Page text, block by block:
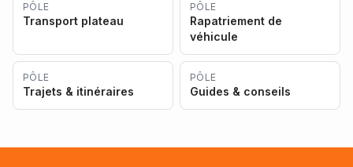
PÔLE
Transport plateau
PÔLE
Rapatriement de
véhicule
PÔLE
Trajets & itinéraires
PÔLE
Guides & conseils